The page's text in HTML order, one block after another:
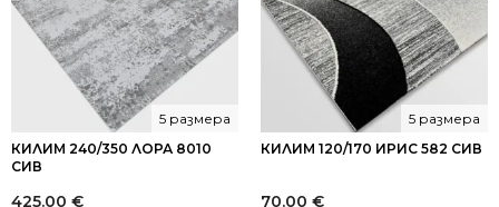
КИЛИМ 240/350 ЛОРА 8010
СИВ
5 размера
425.00 €
КИЛИМ 120/170 ИРИС 582 СИВ
5 размера
70.00 €